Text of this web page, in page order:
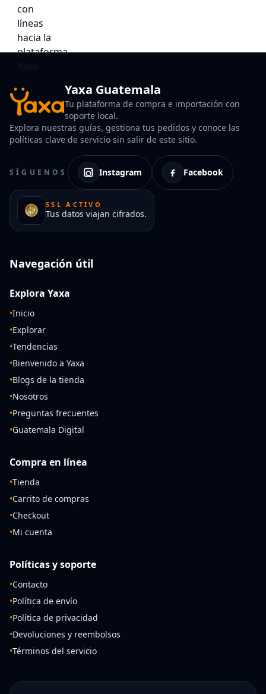
Yaxa Guatemala
Tu plataforma de compra e importación con
soporte local.
Explora nuestras guías, gestiona tus pedidos y conoce las
políticas clave de servicio sin salir de este sitio.
SÍGUENOS Instagram Facebook
SSL ACTIVO
Tus datos viajan cifrados.
Navegación útil
Explora Yaxa
•Inicio
•Explorar
•Tendencias
•Bienvenido a Yaxa
•Blogs de la tienda
•Nosotros
•Preguntas frecuentes
•Guatemala Digital
Compra en línea
•Tienda
•Carrito de compras
•Checkout
•Mi cuenta
Políticas y soporte
•Contacto
•Política de envío
•Política de privacidad
•Devoluciones y reembolsos
•Términos del servicio